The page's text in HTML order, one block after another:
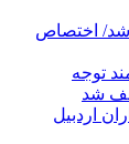
شد/ اختصاص
توجه
اردبیل